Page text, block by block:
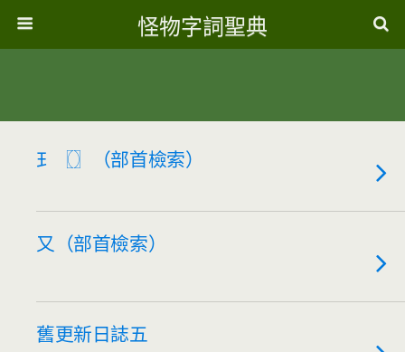
怪物字詞聖典
𤣩〖〗（部首檢索）
又（部首檢索）
舊更新日誌五